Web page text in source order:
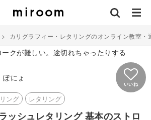
> カリグラフィー・レタリングのオンライン教室・
ぽにょ
いいね
ング レタリング
ッシュレタリング 基本のストロ